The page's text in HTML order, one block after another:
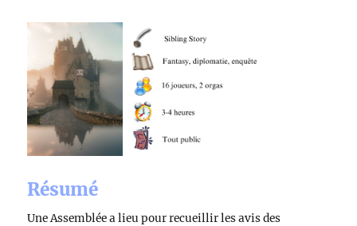
Résumé
Une Assemblée a lieu pour recueillir les avis des